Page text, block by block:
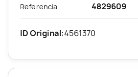
Referencia 4829609
ID Original:4561370